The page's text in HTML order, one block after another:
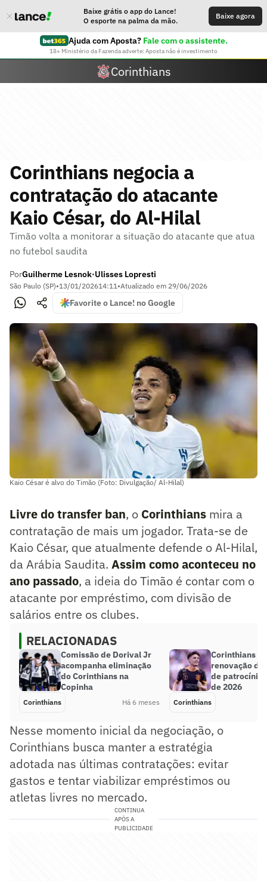
Baixe grátis o app do Lance!
O esporte na palma da mão.
Baixe agora
Ajuda com Aposta? Fale com o assistente.
18+ Ministério da Fazenda adverte: Aposta não é investimento
Corinthians
Corinthians negocia a
contratação do atacante
Kaio César, do Al-Hilal
Timão volta a monitorar a situação do atacante que atua
no futebol saudita
PorGuilherme Lesnok•Ulisses Lopresti
São Paulo (SP)•13/01/202614:11•Atualizado em 29/06/2026
Favorite o Lance! no Google
Kaio César é alvo do Timão (Foto: Divulgação/ Al-Hilal)
Livre do transfer ban, o Corinthians mira a
contratação de mais um jogador. Trata-se de
Kaio César, que atualmente defende o Al-Hilal,
da Arábia Saudita. Assim como aconteceu no
ano passado, a ideia do Timão é contar com o
atacante por empréstimo, com divisão de
salários entre os clubes.
RELACIONADAS
Comissão de Dorival Jr
acompanha eliminação
do Corinthians na
Copinha
Corinthians Há 6 meses
Corinthians
renovação de
de patrocínio
de 2026
Corinthians
Nesse momento inicial da negociação, o
Corinthians busca manter a estratégia
adotada nas últimas contratações: evitar
gastos e tentar viabilizar empréstimos ou
atletas livres no mercado.
CONTINUA
APÓS A
PUBLICIDADE